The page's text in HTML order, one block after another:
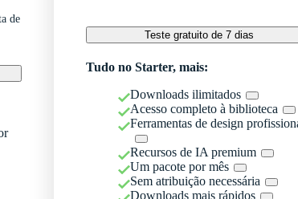
de
Teste gratuito de 7 dias
Tudo no Starter, mais:
Downloads ilimitados
Acesso completo à biblioteca
Ferramentas de design
Recursos de IA premium
Um pacote por mês
Sem atribuição necessária
Downloads mais rápidos